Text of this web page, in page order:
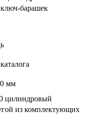
барашек
мм
цилиндровый
из комплектующих